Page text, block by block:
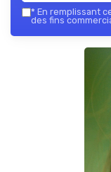
* En remplissant
des fins